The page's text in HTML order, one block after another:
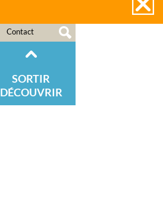
Contact
SORTIR
DÉCOUVRIR